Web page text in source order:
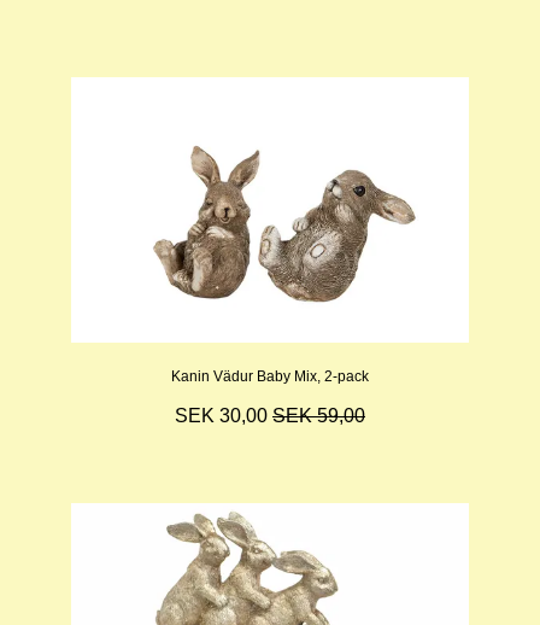
Kanin Vädur Baby Mix, 2-pack
SEK 30,00 SEK 59,00